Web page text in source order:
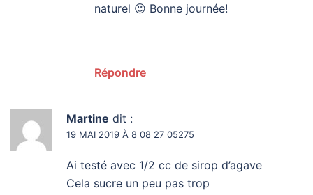
naturel 😉 Bonne journée!
Répondre
Martine dit :
19 MAI 2019 À 8 08 27 05275
Ai testé avec 1/2 cc de sirop d’agave
Cela sucre un peu pas trop